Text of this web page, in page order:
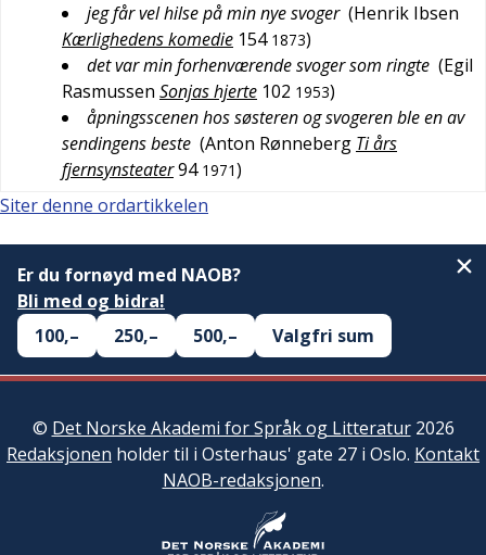
jeg får vel hilse på min nye svoger (Henrik Ibsen
Kærlighedens komedie 154 1873)
det var min forhenværende svoger som ringte (Egil
Rasmussen Sonjas hjerte 102 1953)
åpningsscenen hos søsteren og svogeren ble en av
sendingens beste (Anton Rønneberg Ti års
fjernsynsteater94 1971)
Siter denne ordartikkelen
Er du fornøyd med NAOB?
Bli med og bidra!
100,–
250,– 500,– Valgfri sum
© Det Norske Akademi for Språk og Litteratur2026
Redaksjonen holder til i Osterhaus' gate 27 i Oslo. Kontakt
NAOB-redaksjonen.